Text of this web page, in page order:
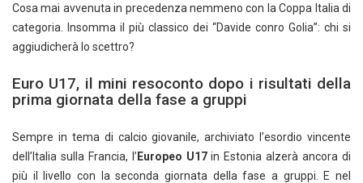
Cosa mai avvenuta in precedenza nemmeno con la Coppa Italia di
categoria. Insomma il più classico dei “Davide conro Golia”: chi si
aggiudicherà lo scettro?
Euro U17, il mini resoconto dopo i risultati della
prima giornata della fase a gruppi
Sempre in tema di calcio giovanile, archiviato l’esordio vincente
dell’Italia sulla Francia, l’ Europeo U17in Estonia alzerà ancora di
più il livello con la seconda giornata della fase a gruppi. E nel